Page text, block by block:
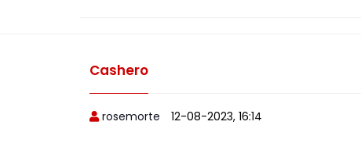
Cashero
rosemorte 12-08-2023, 16:14